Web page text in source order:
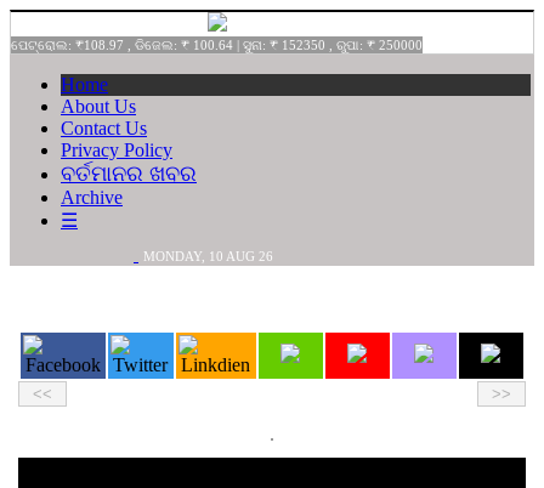
ପେଟ୍ରୋଲ: ₹108.97 , ଡିଜେଲ: ₹ 100.64 | ସୁନା: ₹ 152350 , ରୁପା: ₹ 250000
Home
About Us
Contact Us
Privacy Policy
ବର୍ତମାନର ଖବର
Archive
☰
MONDAY, 10 AUG 26